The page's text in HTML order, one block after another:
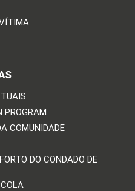
PROGRAM
COMUNIDADE
DO CONDADO DE